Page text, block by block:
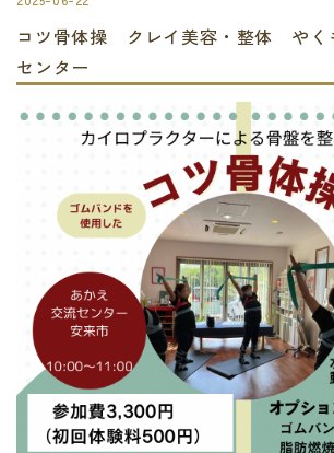
コツ骨体操 クレイ美容・整体 や
センター